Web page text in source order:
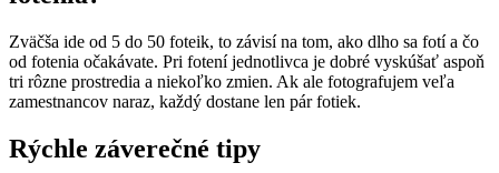
Zväčša ide od 5 do 50 foteik, to závisí na tom, ako dlho sa fotí a čo
od fotenia očakávate. Pri fotení jednotlivca je dobré vyskúšať aspoň
tri rôzne prostredia a niekoľko zmien. Ak ale fotografujem veľa
zamestnancov naraz, každý dostane len pár fotiek.
Rýchle záverečné tipy